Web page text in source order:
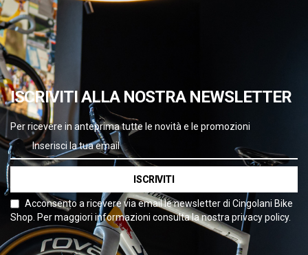
ISCRIVITI ALLA NOSTRA NEWSLETTER
Per ricevere in anteprima tutte le novità e le promozioni
ISCRIVITI
Acconsento a ricevere via email le newsletter di Cingolani Bike
Shop. Per maggiori informazioni consulta la nostra privacy policy.